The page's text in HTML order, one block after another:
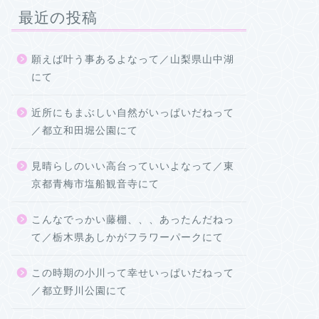
最近の投稿
願えば叶う事あるよなって／山梨県山中湖
にて
近所にもまぶしい自然がいっぱいだねって
／都立和田堀公園にて
見晴らしのいい高台っていいよなって／東
京都青梅市塩船観音寺にて
こんなでっかい藤棚、、、あったんだねっ
て／栃木県あしかがフラワーパークにて
この時期の小川って幸せいっぱいだねって
／都立野川公園にて